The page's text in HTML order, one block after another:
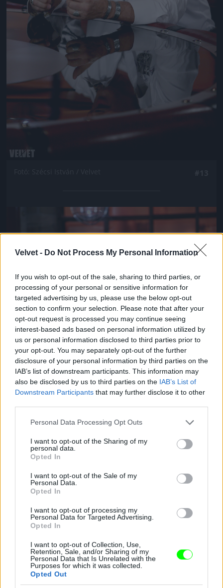
Velvet - Do Not Process My Personal Information
If you wish to opt-out of the sale, sharing to third parties, or
processing of your personal or sensitive information for
targeted advertising by us, please use the below opt-out
section to confirm your selection. Please note that after your
opt-out request is processed you may continue seeing
interest-based ads based on personal information utilized by
us or personal information disclosed to third parties prior to
your opt-out. You may separately opt-out of the further
disclosure of your personal information by third parties on the
IAB’s list of downstream participants. This information may
also be disclosed by us to third parties on the IAB’s List of
Downstream Participants that may further disclose it to other
Please note that this website/app uses one or more Google
not limited to your visit or usage behaviour. You may click to
grant or deny consent to Google and its third-party tags to
use your data for below specified purposes in below Google
consent section.
Personal Data Processing Opt Outs
I want to opt-out of the Sharing of my
personal data.
Opted In
I want to opt-out of the Sale of my
Personal Data.
Opted In
I want to opt-out of processing my
Personal Data for Targeted Advertising.
Opted In
I want to opt-out of Collection, Use,
Retention, Sale, and/or Sharing of my
Personal Data that Is Unrelated with the
Purposes for which it was collected.
Opted Out
Jön még kép!
Fotó: Szécsi István / Velvet #14
Jön még kép!